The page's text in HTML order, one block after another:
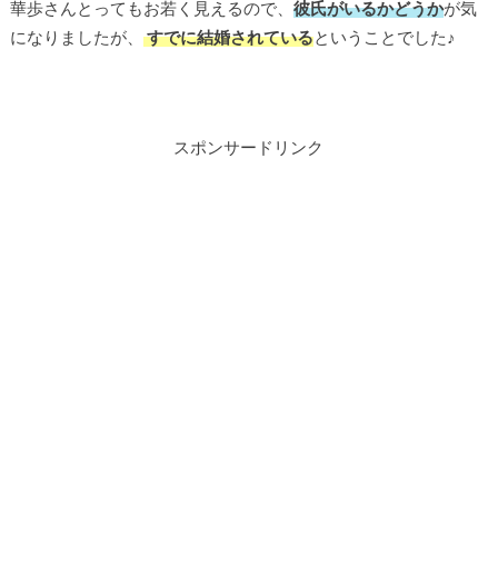
華歩さんとってもお若く見えるので、 彼氏がいるかどうかが気
になりましたが、 すでに結婚されているということでした♪
スポンサードリンク